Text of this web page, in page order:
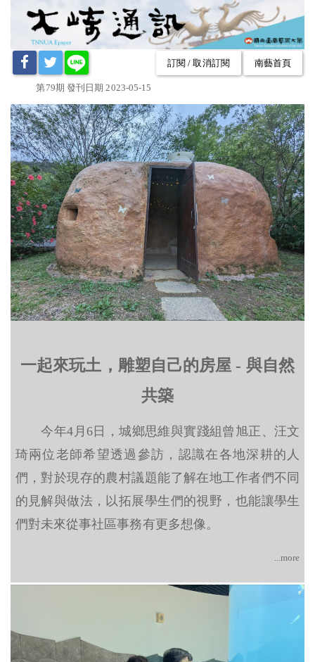
訂閱 / 取消訂閱 南藝首頁
第79期 發刊日期 2023-05-15
一起來玩土，雕塑自己的房屋 - 與自然
共築
今年4月6日，城鄉思維與實踐組曾旭正、汪文
琦兩位老師希望透過參訪，認識在各地深耕的人
們，對於現存的農村議題能了解在地工作者們不同
的見解與做法，以拓展學生們的視野，也能讓學生
們對未來從事社區事務有更多想像。
...more